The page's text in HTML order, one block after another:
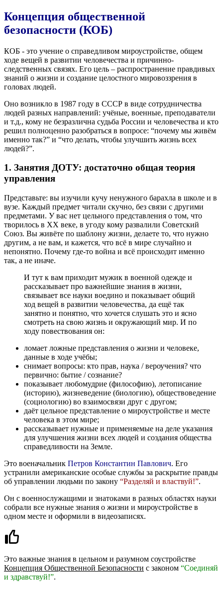
Концепция общественной
безопасности (КОБ)
КОБ - это учение о справедливом мироустройстве, общем
ходе вещей в развитии человечества и причинно-
следственных связях. Его цель – распространение правдивых
знаний о жизни и создание целостного мировоззрения в
головах людей.
Оно возникло в 1987 году в СССР в виде сотрудничества
людей разных направлений: учёные, военные, преподаватели
и т.д., кому не безразлична судьба России и человечества и кто
решил полноценно разобраться в вопросе: “почему мы живём
именно так?” и “что делать, чтобы улучшить жизнь всех
людей?”.
1. Занятия ДОТУ: достаточно общая теория
управления
Представьте: вы изучили кучу ненужного барахла в школе и в
вузе. Каждый предмет читали скучно, без связи с другими
предметами. У вас нет цельного представления о том, что
творилось в XX веке, в угоду кому развалили Советский
Союз. Вы живёте по шаблону жизни, делаете то, что нужно
другим, а не вам, и кажется, что всё в мире случайно и
непонятно. Почему где-то война и всё происходит именно
так, а не иначе.
И тут к вам приходит мужик в военной одежде и
рассказывает про важнейшие знания в жизни,
связывает все науки воедино и показывает общий
ход вещей в развитии человечества, да ещё так
занятно и понятно, что хочется слушать это и ясно
смотреть на свою жизнь и окружающий мир. И по
ходу повествования он:
ломает ложные представления о жизни и человеке,
данные в ходе учёбы;
снимает вопросы: кто прав, наука / вероучения? что
первично: бытие / сознание?
показывает любомудрие (философию), летописание
(историю), жизневедение (биологию), обществоведение
(социологию) во взаимосвязи друг с другом;
даёт цельное представление о мироустройстве и месте
человека в этом мире;
рассказывает нужные и применяемые на деле указания
для улучшения жизни всех людей и создания общества
справедливости на Земле.
Это военачальник Петров Константин Павлович. Его
устранили американские особые службы за раскрытие правды
об управлении людьми по закону “Разделяй и властвуй!”.
Он с военнослужащими и знатоками в разных областях науки
собрали все нужные знания о жизни и мироустройстве в
одном месте и оформили в видеозаписях.
Это важные знания в цельном и разумном соустройстве
Концепция Общественной Безопасности с законом “Соединяй
и здравствуй!”.